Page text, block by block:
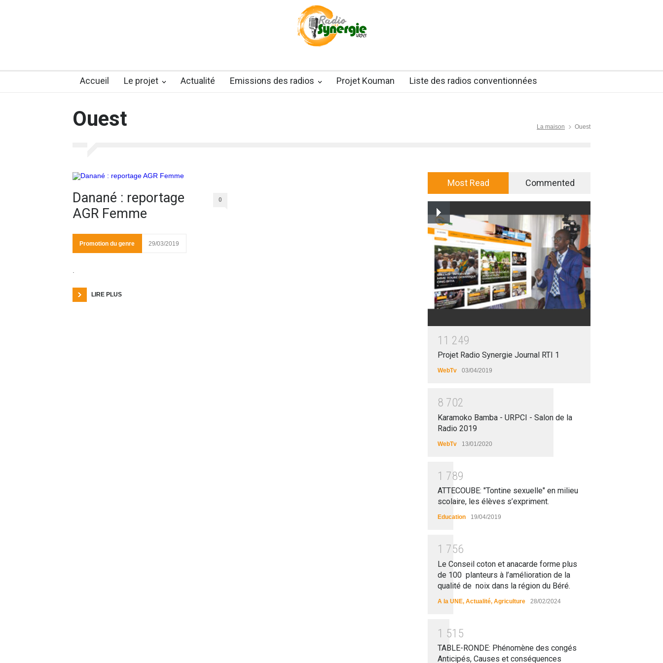
Accueil Le projet Actualité Emissions des radios Projet Kouman Liste des radios conventionnées
Ouest La maison Ouest
Danané : reportage
AGR Femme
0
Promotion du genre 29/03/2019
LIRE PLUS
Most Read Commented
1 1 249
Projet Radio Synergie Journal RTI 1
WebTv 03/04/2019
8 702
Karamoko Bamba - URPCI - Salon de la
Radio 2019
WebTv 13/01/2020
1 789
ATTECOUBE: "Tontine sexuelle" en milieu
scolaire, les élèves s’expriment.
Education 19/04/2019
1 756
Le Conseil coton et anacarde forme plus
de 100 planteurs à l’amélioration de la
qualité de noix dans la région du Béré.
A la UNE, Actualité, Agriculture 28/02/2024
1 51 5
TABLE-RONDE: Phénomène des congés
Anticipés, Causes et conséquences